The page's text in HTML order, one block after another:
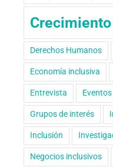
Derechos Humanos
Economía inclusiva
Entrevista Eventos
Grupos de interés
Inclusión
Negocios inclusivos